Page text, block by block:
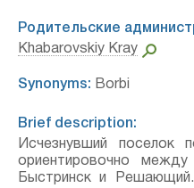
Родительские
Khabarovskiy Kray
Synonyms: Borbi
Brief description:
Исчезнувший поселок
ориентировочно
Быстринск и